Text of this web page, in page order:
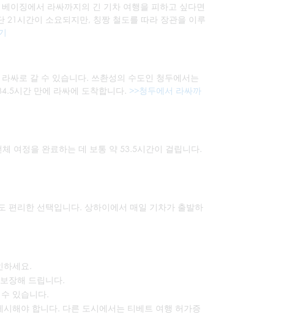
이징에서 라싸까지의 긴 기차 여행을 피하고 싶다면
21시간이 소요되지만, 칭짱 철도를 따라 장관을 이루
싸로 갈 수 있습니다. 쓰촨성의 수도인 청두에서는
시간 만에 라싸에 도착합니다. >>청두에서 라싸까
여정을 완료하는 데 보통 약 53.5시간이 걸립니다.
편리한 선택입니다. 상하이에서 매일 기차가 출발하
세요.
장해 드립니다.
있습니다.
해야 합니다. 다른 도시에서는 티베트 여행 허가증